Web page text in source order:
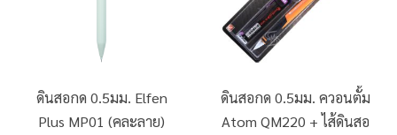
ดินสอกด 0.5มม. Elfen
Plus MP01 (คละลาย)
ดินสอกด 0.5มม. ควอนตั้ม
Atom QM220 + ไส้ดินสอ